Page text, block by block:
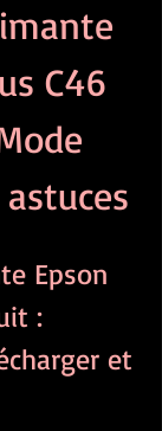
C46
Epson
:
et